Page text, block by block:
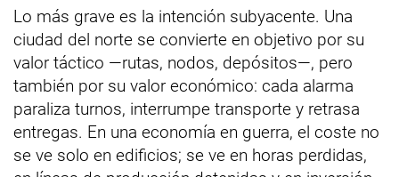
Lo más grave es la intención subyacente. Una
ciudad del norte se convierte en objetivo por su
valor táctico —rutas, nodos, depósitos—, pero
también por su valor económico: cada alarma
paraliza turnos, interrumpe transporte y retrasa
entregas. En una economía en guerra, el coste no
se ve solo en edificios; se ve en horas perdidas,